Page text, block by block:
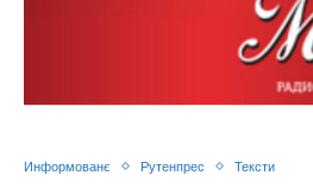
Информованє Рутенпрес Тексти